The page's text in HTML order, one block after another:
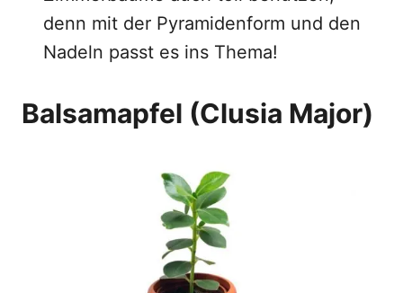
denn mit der Pyramidenform und den
Nadeln passt es ins Thema!
Balsamapfel (Clusia Major)